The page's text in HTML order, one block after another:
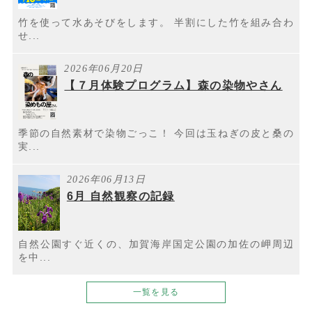
竹を使って水あそびをします。 半割にした竹を組み合わ
せ...
2026年06月20日
【７月体験プログラム】森の染物やさん
季節の自然素材で染物ごっこ！ 今回は玉ねぎの皮と桑の
実...
2026年06月13日
6月 自然観察の記録
自然公園すぐ近くの、加賀海岸国定公園の加佐の岬周辺
を中...
一覧を見る